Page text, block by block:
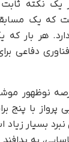
یک نکته
که یک
هر بار که
دفاعی
نوظهور
پرواز با پنج
بسیار